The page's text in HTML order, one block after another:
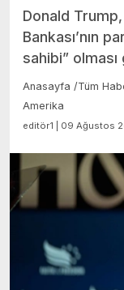
Donald Trump,
Bankası’nın
sahibi”
Anasayfa /Tüm
Amerika
editör1 | 09 Ağustos